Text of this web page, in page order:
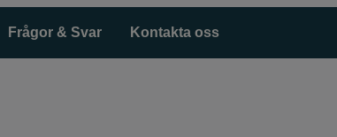
Frågor & Svar Kontakta oss